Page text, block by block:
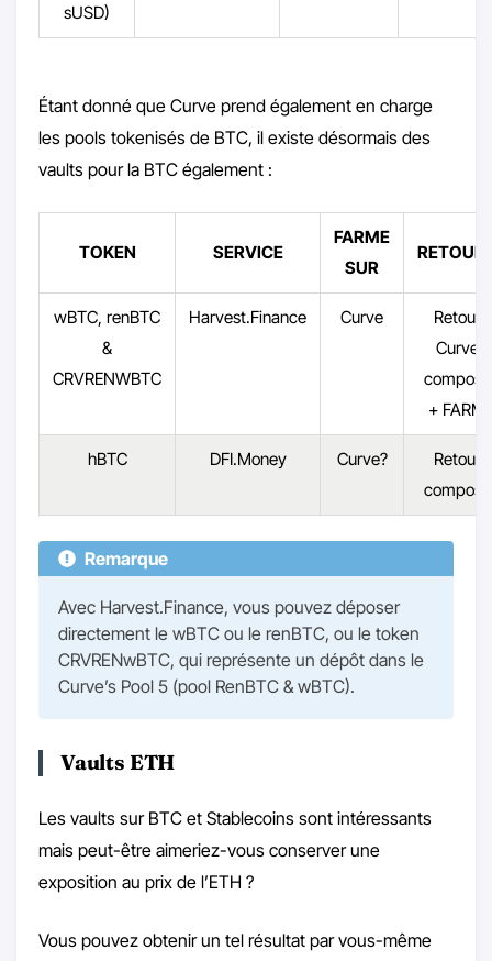
sUSD)
Étant donné que Curve prend également en charge
les pools tokenisés de BTC, il existe désormais des
vaults pour la BTC également :
TOKEN SERVICE
FARME
SUR
wBTC, renBTC
&
CRVRENWBTC
Harvest.Finance Curve
Retour
Curve
composé
+ FARM
hBTC DFI.Money Curve?
Retour
composé
Remarque
Avec Harvest.Finance, vous pouvez déposer
directement le wBTC ou le renBTC, ou le token
CRVRENwBTC, qui représente un dépôt dans le
Curve’s Pool 5 (pool RenBTC & wBTC).
Vaults ETH
Les vaults sur BTC et Stablecoins sont intéressants
mais peut-être aimeriez-vous conserver une
exposition au prix de l’ETH ?
Vous pouvez obtenir un tel résultat par vous-même